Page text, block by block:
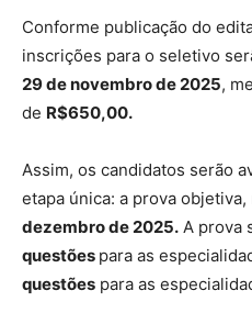
Conforme publicação do
inscrições para o seletivo
29 de novembro de 2025,
de R$650,00.
Assim, os candidatos serão
etapa única: a prova objetiva,
dezembro de 2025. A prova
questões para as
questões para as